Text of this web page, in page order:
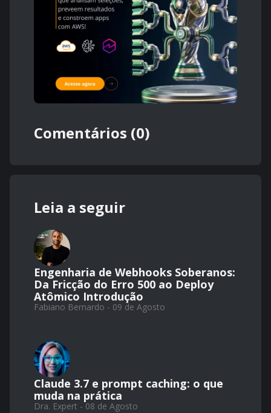
Comentários (0)
Leia a seguir
Engenharia de Webhooks Soberanos:
Da Fricção do Erro 500 ao Deploy
Atômico Introdução
Fabiano Bernardo - 09 de Agosto
Claude 3.7 e prompt caching: o que
muda na prática
Dra. Expert - 08 de Agosto